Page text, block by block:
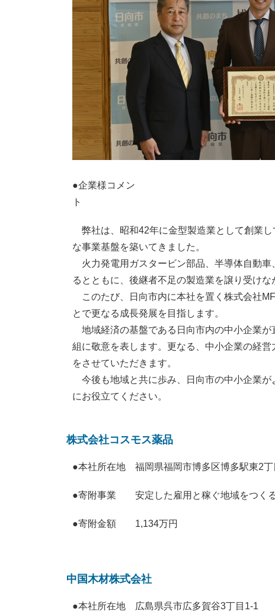
●企業様コメン
弊社は、昭和42年に金型製造業として創業
な事業基盤を築いてきました。
火力発電用ガスタービン部品、半導体自動車
るとともに、後継者不足の製造業を譲り受け
このたび、日向市内に本社を置く株式会社
とで更なる成長発展を目指します。
地域経済の基盤である日向市内の中小企業が
組に敬意を表します。更なる、中小企業の経
をさせていただきます。
今後も地域と共に歩み、日向市の中小企業が
にお役立てください。
株式会社コスモス薬品
●本社所在地 福岡県福岡市博多区博多駅東2
●寄附事業 安定した雇用と稼ぐ地域をつく
●寄附金額 1,134万円
中国木材株式会社
●本社所在地 広島県呉市広多賀谷3丁目1-1